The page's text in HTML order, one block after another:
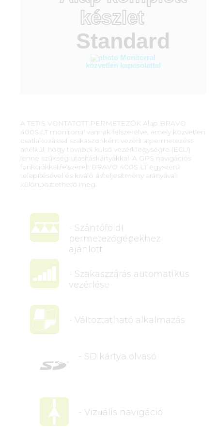
készlet
Standard
Monitorral
közvetlen kapcsolattal
A TETIS VONTATOTT PERMETEZŐK Alap BRAVO
400S LT monitorral vannak felszerelve, amely közvetlen
csatlakozással szakaszonként vezérli a permetezést
anélkül, hogy további külső vezérlőegységre (ECU)
lenne szükség utasításkártyákkal. A GPS navigációs
funkciókkal felszerelt BRAVO 400S LT egyszerű
telepítésével és kiváló ár/teljesítmény arányával
különböztethető meg.
- Szántóföldi
permetezőgépekhez
ajánlott
- Szakaszzárás automatikus
vezérlése
- Változtatható alkalmazás
- SD kártya olvasó
- Vizuális navigáció